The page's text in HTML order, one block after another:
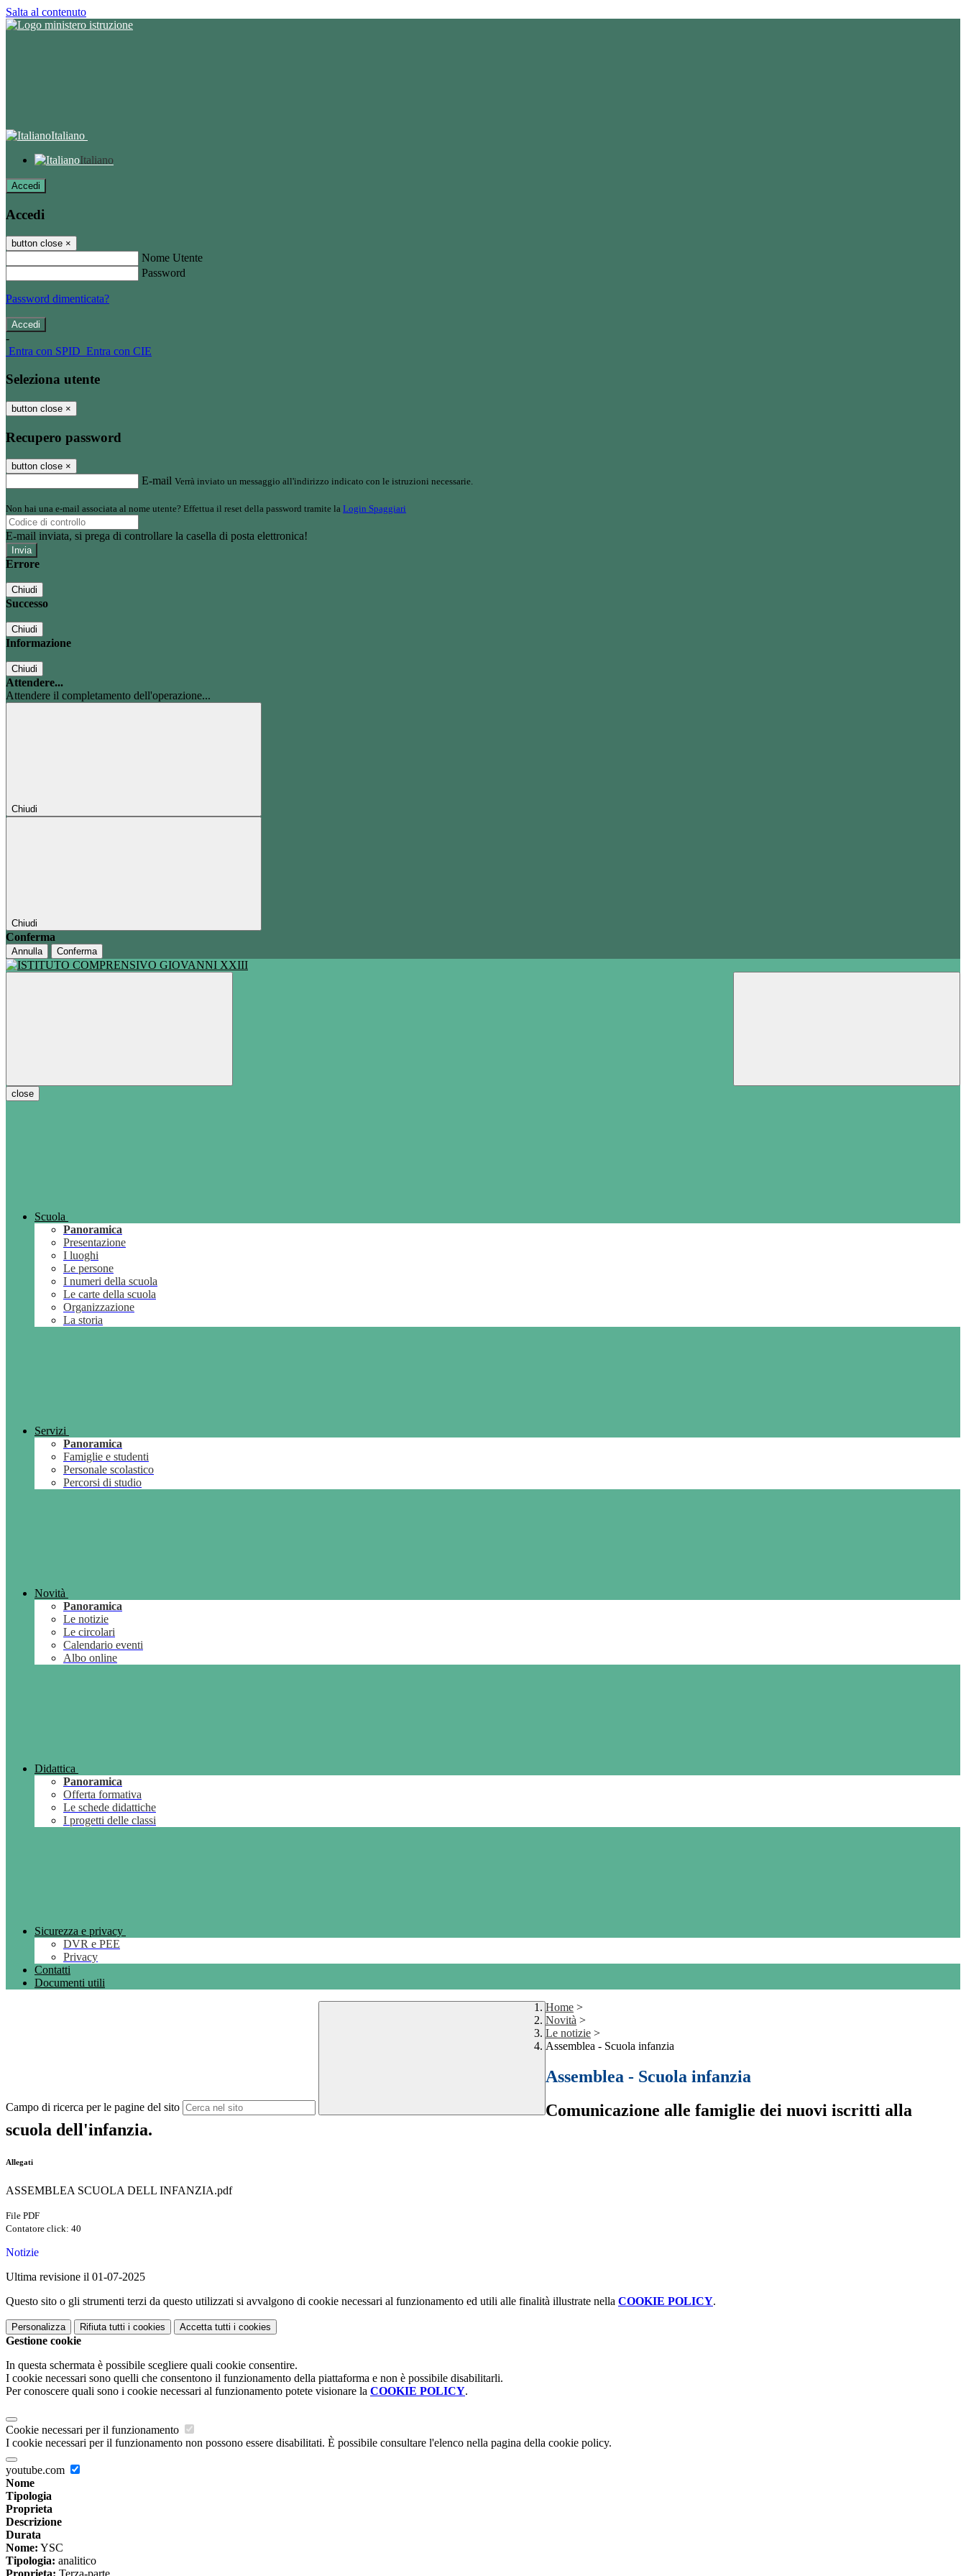
Salta al contenuto
Italiano
Italiano
Accedi
Accedi
button close ×
Nome Utente
Password
Password dimenticata?
-
Entra con SPID Entra con CIE
Seleziona utente
button close ×
Recupero password
button close ×
E-mail Verrà inviato un messaggio all'indirizzo indicato con le istruzioni necessarie.
Non hai una e-mail associata al nome utente? Effettua il reset della password tramite la Login Spaggiari
E-mail inviata, si prega di controllare la casella di posta elettronica!
Errore
Chiudi
Successo
Chiudi
Informazione
Chiudi
Attendere...
Attendere il completamento dell'operazione...
Chiudi
Chiudi
Conferma
Annulla Conferma
close
Scuola
Panoramica
Presentazione
I luoghi
Le persone
I numeri della scuola
Le carte della scuola
Organizzazione
La storia
Servizi
Panoramica
Famiglie e studenti
Personale scolastico
Percorsi di studio
Novità
Panoramica
Le notizie
Le circolari
Calendario eventi
Albo online
Didattica
Panoramica
Offerta formativa
Le schede didattiche
I progetti delle classi
Sicurezza e privacy
DVR e PEE
Privacy
Contatti
Documenti utili
Campo di ricerca per le pagine del sito
Home >
Novità >
Le notizie >
Assemblea - Scuola infanzia
Assemblea - Scuola infanzia
Comunicazione alle famiglie dei nuovi iscritti alla
scuola dell'infanzia.
Allegati
ASSEMBLEA SCUOLA DELL INFANZIA.pdf
File PDF
Contatore click: 40
Notizie
Ultima revisione il 01-07-2025
Questo sito o gli strumenti terzi da questo utilizzati si avvalgono di cookie necessari al funzionamento ed utili alle finalità illustrate nella COOKIE POLICY.
Personalizza Rifiuta tutti i cookies Accetta tutti i cookies
Gestione cookie
In questa schermata è possibile scegliere quali cookie consentire.
I cookie necessari sono quelli che consentono il funzionamento della piattaforma e non è possibile disabilitarli.
Per conoscere quali sono i cookie necessari al funzionamento potete visionare la COOKIE POLICY.
Cookie necessari per il funzionamento
I cookie necessari per il funzionamento non possono essere disabilitati. È possibile consultare l'elenco nella pagina della cookie policy.
youtube.com
Nome
Tipologia
Proprieta
Descrizione
Durata
Nome: YSC
Tipologia: analitico
Proprieta: Terza-parte